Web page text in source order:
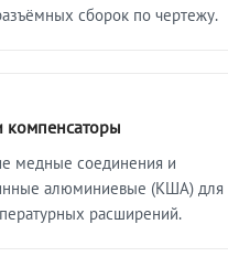
сборок по чертежу.
компенсаторы
медные соединения и
алюминиевые (КША) для
расширений.